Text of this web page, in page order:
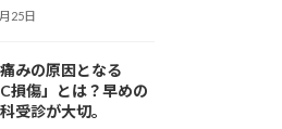
25日
みの原因となる
損傷」とは？早めの
受診が大切。